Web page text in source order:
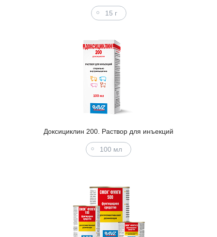
15 г
Доксициклин 200. Раствор для инъекций
100 мл